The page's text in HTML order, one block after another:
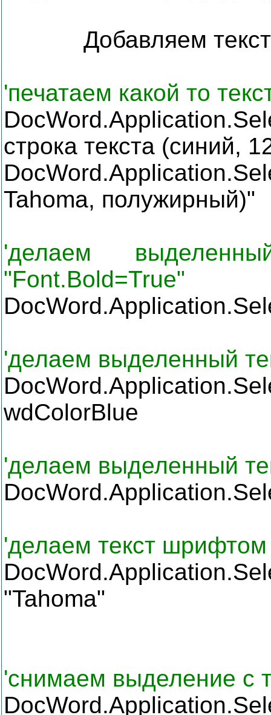
Добавляем текст к
'печатаем какой то
DocWord.Application.
строка текста (синий,
Tahoma, полужирный)"
'делаем
"Font.Bold=True"
'делаем выделенный
wdColorBlue
'делаем выделенный
'делаем текст шрифтом
"Tahoma"
'снимаем выделение с